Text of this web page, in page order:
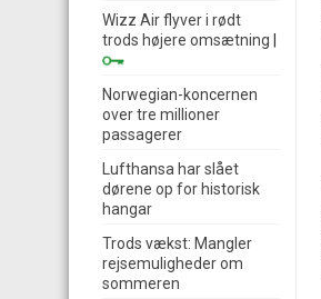
Wizz Air flyver i rødt
trods højere omsætning
Norwegian-koncernen
over tre millioner
passagerer
Lufthansa har slået
dørene op for historisk
hangar
Trods vækst: Mangler
rejsemuligheder om
sommeren